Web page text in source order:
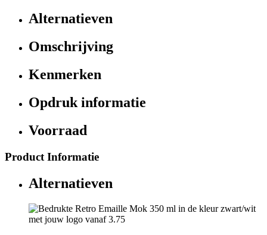
Alternatieven
Omschrijving
Kenmerken
Opdruk informatie
Voorraad
Product Informatie
Alternatieven